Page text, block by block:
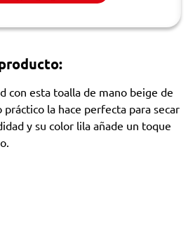
con esta toalla de mano beige de
práctico la hace perfecta para secar
y su color lila añade un toque